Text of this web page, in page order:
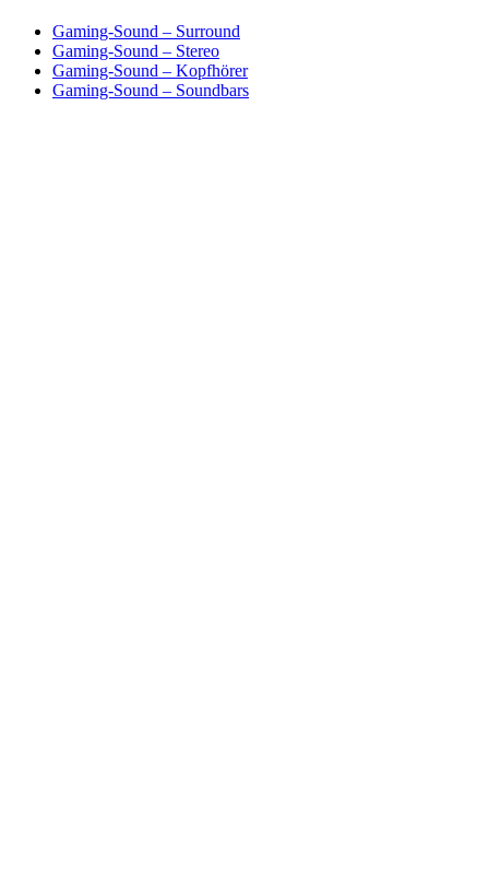
Gaming-Sound – Surround
Gaming-Sound – Stereo
Gaming-Sound – Kopfhörer
Gaming-Sound – Soundbars